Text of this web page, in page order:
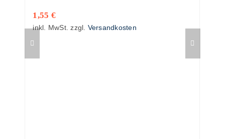
1,55 €
inkl. MwSt. zzgl. Versandkosten